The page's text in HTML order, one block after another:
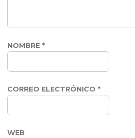
NOMBRE *
CORREO ELECTRÓNICO *
WEB